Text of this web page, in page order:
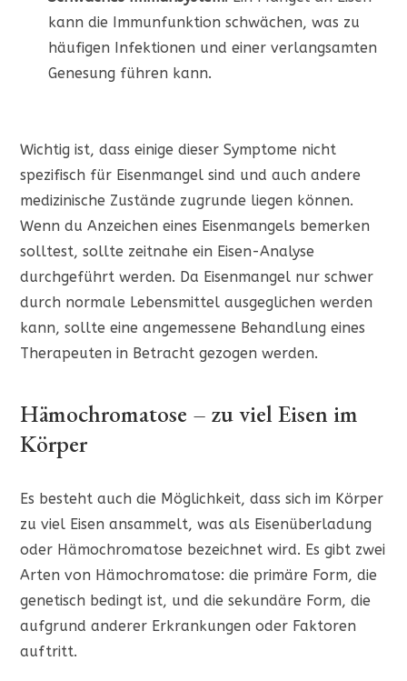
kann die Immunfunktion schwächen, was zu
häufigen Infektionen und einer verlangsamten
Genesung führen kann.
Wichtig ist, dass einige dieser Symptome nicht
spezifisch für Eisenmangel sind und auch andere
medizinische Zustände zugrunde liegen können.
Wenn du Anzeichen eines Eisenmangels bemerken
solltest, sollte zeitnahe ein Eisen-Analyse
durchgeführt werden. Da Eisenmangel nur schwer
durch normale Lebensmittel ausgeglichen werden
kann, sollte eine angemessene Behandlung eines
Therapeuten in Betracht gezogen werden.
Hämochromatose – zu viel Eisen im
Körper
Es besteht auch die Möglichkeit, dass sich im Körper
zu viel Eisen ansammelt, was als Eisenüberladung
oder Hämochromatose bezeichnet wird. Es gibt zwei
Arten von Hämochromatose: die primäre Form, die
genetisch bedingt ist, und die sekundäre Form, die
aufgrund anderer Erkrankungen oder Faktoren
auftritt.